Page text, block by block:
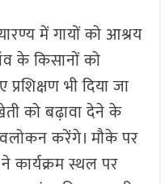
में गायों को आश्रय
के किसानों को
भी दिया जा
को बढ़ावा देने के
करेंगे। मौके पर
कार्यक्रम स्थल पर